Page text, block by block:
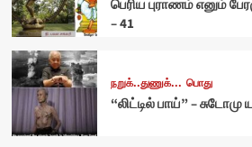
பெரிய புராணம் எனும்
– 41
நறுக்..துணுக்... பொது
“லிட்டில் பாய்” – சுடோமு